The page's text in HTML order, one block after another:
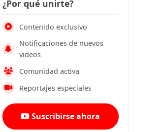
¿Por qué unirte?
Contenido exclusivo
Notificaciones de nuevos
videos
Comunidad activa
Reportajes especiales
Suscribirse ahora